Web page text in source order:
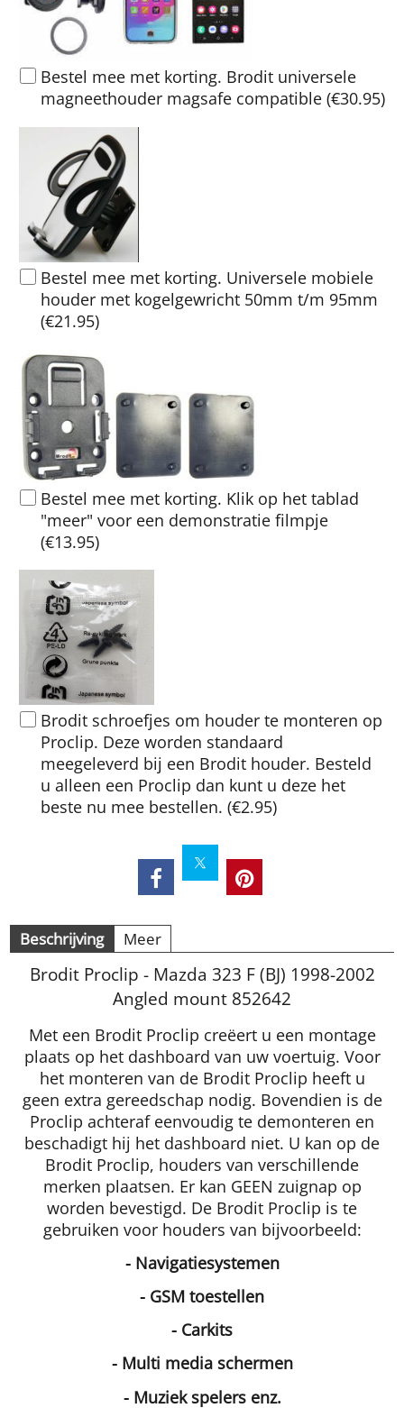
Bestel mee met korting. Brodit universele
magneethouder magsafe compatible (€30.95)
Bestel mee met korting. Universele mobiele
houder met kogelgewricht 50mm t/m 95mm
(€21.95)
Bestel mee met korting. Klik op het tablad
"meer" voor een demonstratie filmpje
(€13.95)
Brodit schroefjes om houder te monteren op
Proclip. Deze worden standaard
meegeleverd bij een Brodit houder. Besteld
u alleen een Proclip dan kunt u deze het
beste nu mee bestellen. (€2.95)
Beschrijving Meer
Brodit Proclip - Mazda 323 F (BJ) 1998-2002
Angled mount 852642
Met een Brodit Proclip creëert u een montage
plaats op het dashboard van uw voertuig. Voor
het monteren van de Brodit Proclip heeft u
geen extra gereedschap nodig. Bovendien is de
Proclip achteraf eenvoudig te demonteren en
beschadigt hij het dashboard niet. U kan op de
Brodit Proclip, houders van verschillende
merken plaatsen. Er kan GEEN zuignap op
worden bevestigd. De Brodit Proclip is te
gebruiken voor houders van bijvoorbeeld:
- Navigatiesystemen
- GSM toestellen
- Carkits
- Multi media schermen
- Muziek spelers enz.